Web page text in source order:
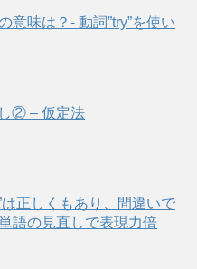
意味は？- 動詞”try”を使い
② – 仮定法
は正しくもあり、間違いで
語の見直しで表現力倍